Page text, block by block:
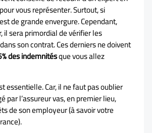
vous représenter. Surtout, si
de grande envergure. Cependant,
il sera primordial de vérifier les
son contrat. Ces derniers ne doivent
des indemnitésque vous allez
essentielle. Car, il ne faut pas oublier
par l’assureur vas, en premier lieu,
de son employeur (à savoir votre